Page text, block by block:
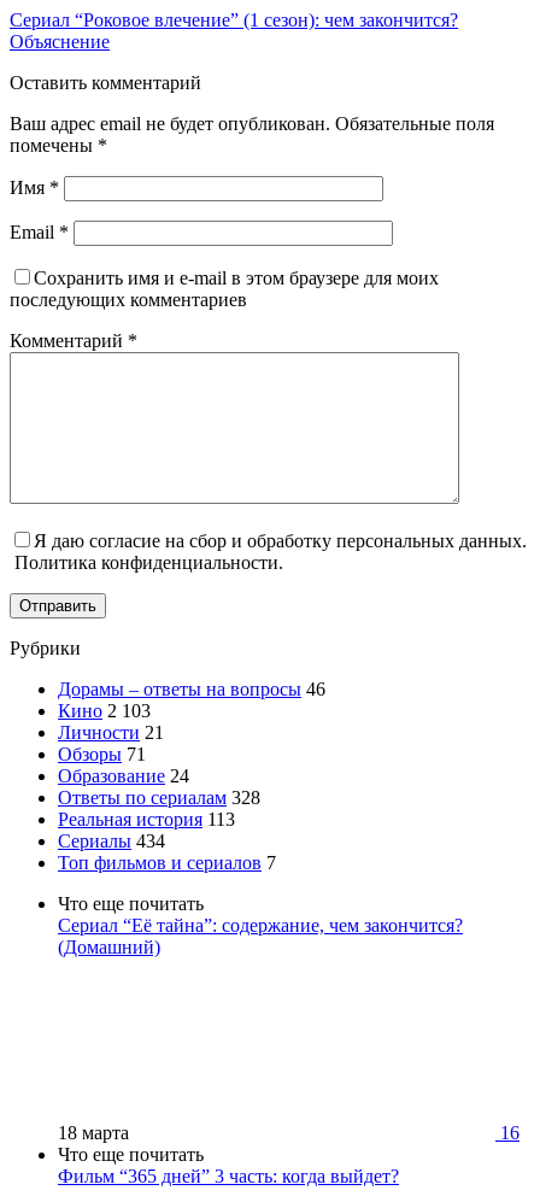
Сериал “Роковое влечение” (1 сезон): чем закончится?
Объяснение
Оставить комментарий
Ваш адрес email не будет опубликован. Обязательные поля
помечены *
Имя *
Email *
Сохранить имя и e-mail в этом браузере для моих
последующих комментариев
Комментарий *
Я даю согласие на сбор и обработку персональных данных.
Политика конфиденциальности.
Отправить
Рубрики
Дорамы – ответы на вопросы 46
Кино 2 103
Личности 21
Обзоры 71
Образование 24
Ответы по сериалам 328
Реальная история 113
Сериалы 434
Топ фильмов и сериалов 7
Что еще почитать
Сериал “Её тайна”: содержание, чем закончится?
(Домашний)
18 марта
16
Что еще почитать
Фильм “365 дней” 3 часть: когда выйдет?